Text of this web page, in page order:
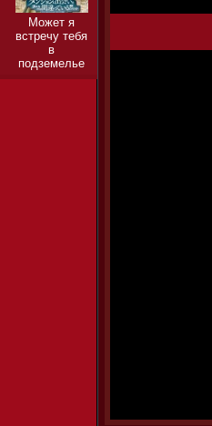
Может я
встречу тебя
в
подземелье
1,2,3 сезон